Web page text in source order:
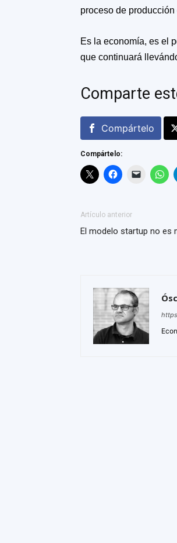
proceso de
Es la economía, es el
que continuará
Comparte
Compártelo
Compártelo:
Artículo anterior
El modelo startup no es